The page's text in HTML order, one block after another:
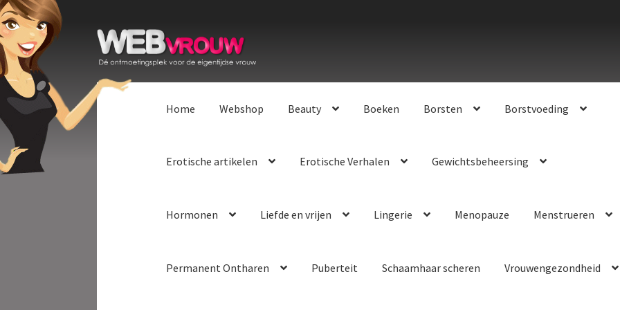
Ga
door
navigatie
Ga
naar
inhoud
Home Webshop Beauty Boeken Borsten Borstvoeding
Erotische artikelen Erotische Verhalen Gewichtsbeheersing
Hormonen Liefde en vrijen Lingerie Menopauze Menstrueren
Permanent Ontharen Puberteit Schaamhaar scheren Vrouwengezondheid